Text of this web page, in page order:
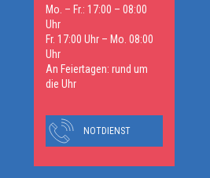
Mo. – Fr.: 17:00 – 08:00
Uhr
Fr. 17:00 Uhr – Mo. 08:00
Uhr
An Feiertagen: rund um
die Uhr
NOTDIENST